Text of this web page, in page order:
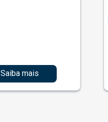
Saiba mais